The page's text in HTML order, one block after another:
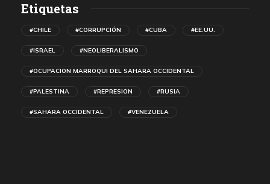
Etiquetas
#CHILE #CORRUPCIÓN #CUBA #EE.UU.
#ISRAEL #NEOLIBERALISMO
#OCUPACION MARROQUI DEL SAHARA OCCIDENTAL
#PALESTINA #REPRESION #RUSIA
#SAHARA OCCIDENTAL #VENEZUELA